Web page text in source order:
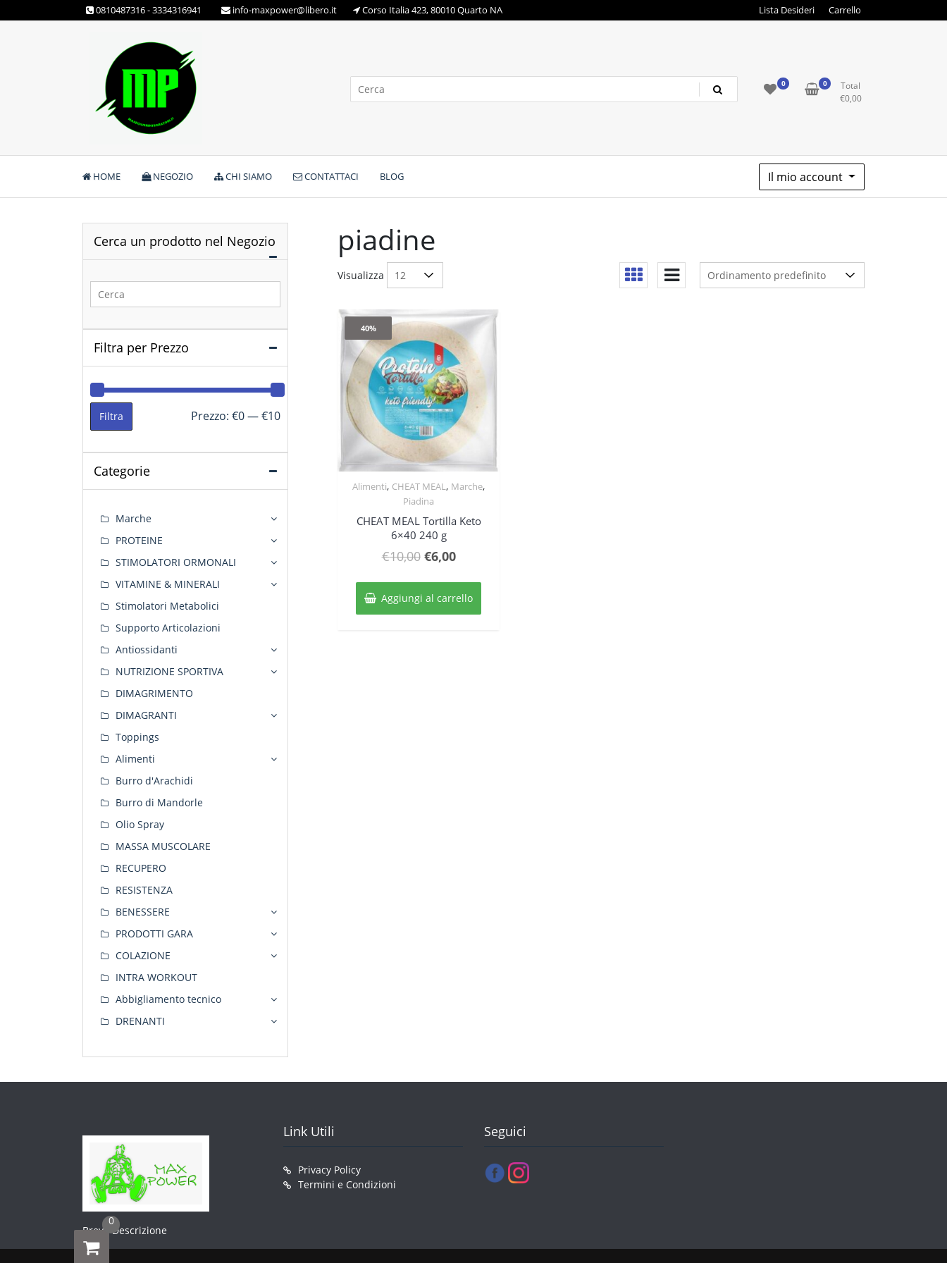
to
0810487316 - 3334316941 info-maxpower@libero.it Corso Italia 423, 80010 Quarto NA Lista Desideri Carrello
Max Power Integratori
0 0
Total
€0,00
HOME NEGOZIO CHI SIAMO CONTATTACI BLOG Il mio account
piadine
Visualizza
40%
Quick View
Alimenti, CHEAT MEAL, Marche,
Piadina
CHEAT MEAL Tortilla Keto
6×40 240 g
€10,00 Il
originale
era:
€6,00Il
attuale
è:
Aggiungi al carrello
Cerca un prodotto nel Negozio
Filtra per Prezzo
Prezzo
Prezzo
Filtra Prezzo: €0—€10
Categorie
Marche
PROTEINE
STIMOLATORI ORMONALI
VITAMINE & MINERALI
Stimolatori Metabolici
Supporto Articolazioni
Antiossidanti
NUTRIZIONE SPORTIVA
DIMAGRIMENTO
DIMAGRANTI
Toppings
Alimenti
Burro d'Arachidi
Burro di Mandorle
Olio Spray
MASSA MUSCOLARE
RECUPERO
RESISTENZA
BENESSERE
PRODOTTI GARA
COLAZIONE
INTRA WORKOUT
Abbigliamento tecnico
DRENANTI
Breve Descrizione
Link Utili
Privacy Policy
Termini e Condizioni
Seguici
0